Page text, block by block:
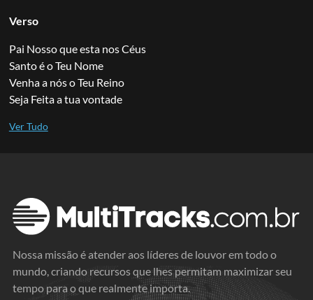
Verso
Pai Nosso que esta nos Céus
Santo é o Teu Nome
Venha a nós o Teu Reino
Seja Feita a tua vontade
Nossa missão é atender aos líderes de louvor em todo o
mundo, criando recursos que lhes permitam maximizar seu
tempo para o que realmente importa.